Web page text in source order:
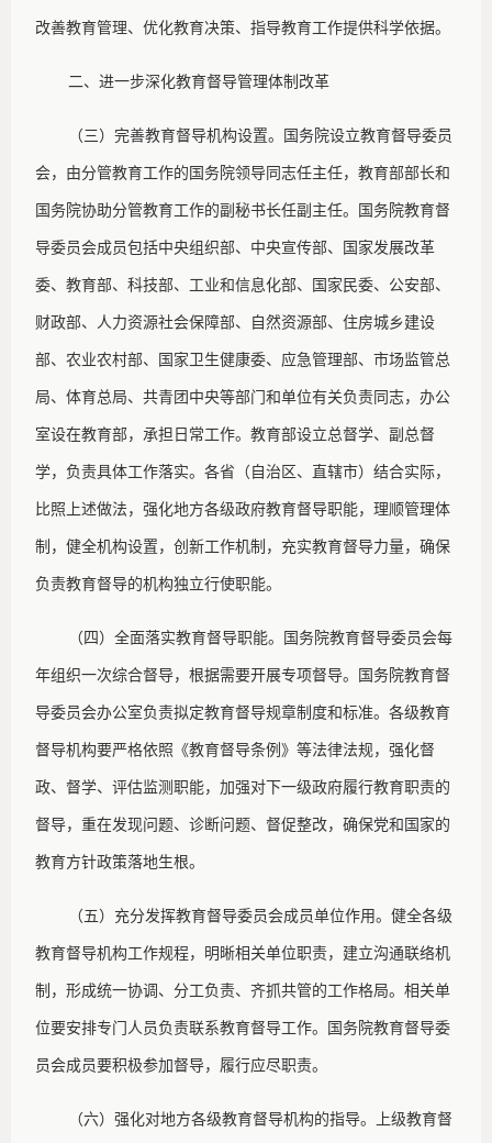
改善教育管理、优化教育决策、指导教育工作提供科学依据。
二、进一步深化教育督导管理体制改革
（三）完善教育督导机构设置。国务院设立教育督导委员
会，由分管教育工作的国务院领导同志任主任，教育部部长和
国务院协助分管教育工作的副秘书长任副主任。国务院教育督
导委员会成员包括中央组织部、中央宣传部、国家发展改革
委、教育部、科技部、工业和信息化部、国家民委、公安部、
财政部、人力资源社会保障部、自然资源部、住房城乡建设
部、农业农村部、国家卫生健康委、应急管理部、市场监管总
局、体育总局、共青团中央等部门和单位有关负责同志，办公
室设在教育部，承担日常工作。教育部设立总督学、副总督
学，负责具体工作落实。各省（自治区、直辖市）结合实际，
比照上述做法，强化地方各级政府教育督导职能，理顺管理体
制，健全机构设置，创新工作机制，充实教育督导力量，确保
负责教育督导的机构独立行使职能。
（四）全面落实教育督导职能。国务院教育督导委员会每
年组织一次综合督导，根据需要开展专项督导。国务院教育督
导委员会办公室负责拟定教育督导规章制度和标准。各级教育
督导机构要严格依照《教育督导条例》等法律法规，强化督
政、督学、评估监测职能，加强对下一级政府履行教育职责的
督导，重在发现问题、诊断问题、督促整改，确保党和国家的
教育方针政策落地生根。
（五）充分发挥教育督导委员会成员单位作用。健全各级
教育督导机构工作规程，明晰相关单位职责，建立沟通联络机
制，形成统一协调、分工负责、齐抓共管的工作格局。相关单
位要安排专门人员负责联系教育督导工作。国务院教育督导委
员会成员要积极参加督导，履行应尽职责。
（六）强化对地方各级教育督导机构的指导。上级教育督